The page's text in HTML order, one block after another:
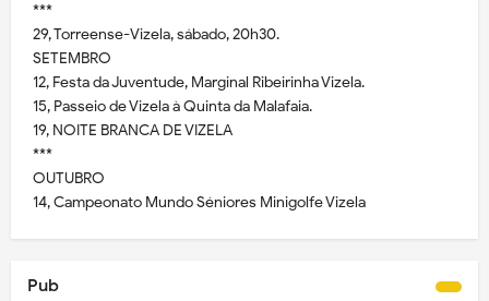
***
29, Torreense-Vizela, sábado, 20h30.
SETEMBRO
12, Festa da Juventude, Marginal Ribeirinha Vizela.
15, Passeio de Vizela à Quinta da Malafaia.
19, NOITE BRANCA DE VIZELA
***
OUTUBRO
14, Campeonato Mundo Séniores Minigolfe Vizela
Pub